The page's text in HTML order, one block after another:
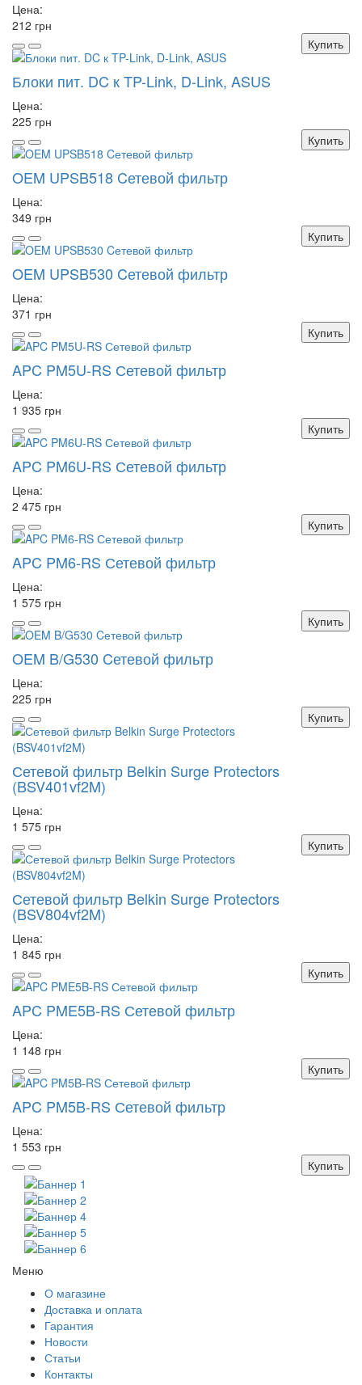
Цена:
212 грн
Купить
Блоки пит. DC к TP-Link, D-Link, ASUS
Цена:
225 грн
Купить
OEM UPSB518 Cетевой фильтр
Цена:
349 грн
Купить
OEM UPSB530 Cетевой фильтр
Цена:
371 грн
Купить
APC PM5U-RS Сетевой фильтр
Цена:
1 935 грн
Купить
APC PM6U-RS Сетевой фильтр
Цена:
2 475 грн
Купить
APC PM6-RS Сетевой фильтр
Цена:
1 575 грн
Купить
OEM B/G530 Cетевой фильтр
Цена:
225 грн
Купить
Сетевой фильтр Belkin Surge Protectors
(BSV401vf2M)
Цена:
1 575 грн
Купить
Сетевой фильтр Belkin Surge Protectors
(BSV804vf2M)
Цена:
1 845 грн
Купить
APC PME5B-RS Сетевой фильтр
Цена:
1 148 грн
Купить
APC PM5B-RS Сетевой фильтр
Цена:
1 553 грн
Купить
Меню
О магазине
Доставка и оплата
Гарантия
Новости
Статьи
Контакты